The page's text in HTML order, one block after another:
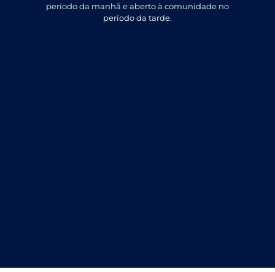
período da manhã e aberto à comunidade no
período da tarde.